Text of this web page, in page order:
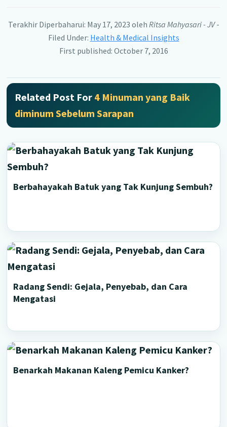
Terakhir Diperbaharui: May 17, 2023 oleh Ritsa Mahyasari - JV-
Filed Under: Health & Medical Insights
First published: October 7, 2016
Related Post For 4 Minuman yang Baik
diminum Sebelum Sarapan
Berbahayakah Batuk yang Tak Kunjung Sembuh?
Radang Sendi: Gejala, Penyebab, dan Cara
Mengatasi
Benarkah Makanan Kaleng Pemicu Kanker?